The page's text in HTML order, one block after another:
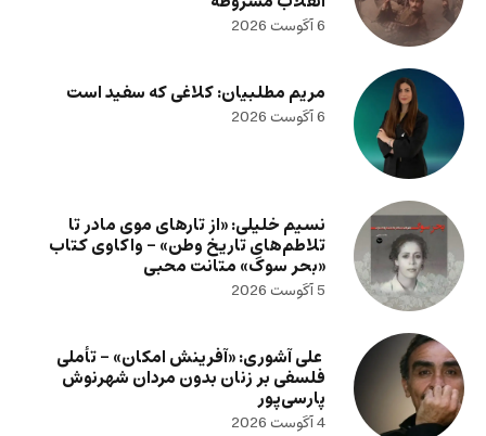
6 آگوست 2026
مریم مطلبیان: کلاغی که سفید است
6 آگوست 2026
نسیم خلیلی: «از تارهای موی مادر تا
تلاطم‌های تاریخ وطن» – واکاوی کتاب
«بحر سوگ» متانت محبی
5 آگوست 2026
علی آشوری: «آفرینش امکان» – تأملی
فلسفی بر زنان بدون مردان شهرنوش
پارسی‌پور
4 آگوست 2026